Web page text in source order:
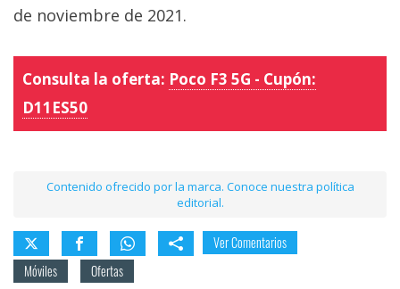
de noviembre de 2021.
Consulta la oferta: Poco F3 5G - Cupón:
D11ES50
Contenido ofrecido por la marca. Conoce nuestra política
editorial.
Ver Comentarios
Móviles
Ofertas